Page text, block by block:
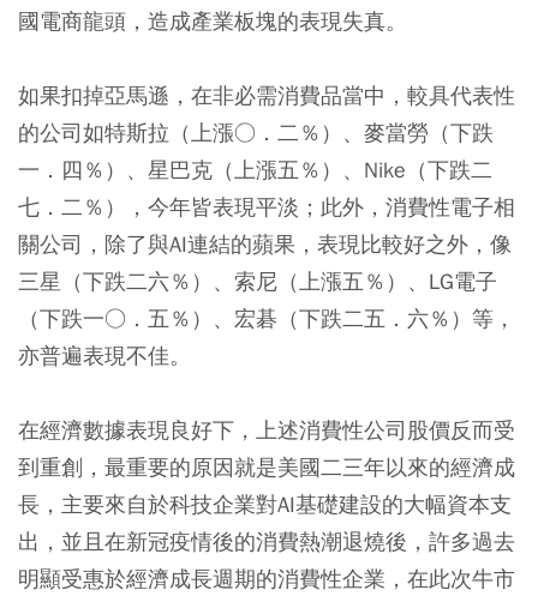
國電商龍頭，造成產業板塊的表現失真。
如果扣掉亞馬遜，在非必需消費品當中，較具代表性
的公司如特斯拉（上漲○．二％）、麥當勞（下跌
一．四％）、星巴克（上漲五％）、Nike（下跌二
七．二％），今年皆表現平淡；此外，消費性電子相
關公司，除了與AI連結的蘋果，表現比較好之外，像
三星（下跌二六％）、索尼（上漲五％）、LG電子
（下跌一○．五％）、宏碁（下跌二五．六％）等，
亦普遍表現不佳。
在經濟數據表現良好下，上述消費性公司股價反而受
到重創，最重要的原因就是美國二三年以來的經濟成
長，主要來自於科技企業對AI基礎建設的大幅資本支
出，並且在新冠疫情後的消費熱潮退燒後，許多過去
明顯受惠於經濟成長週期的消費性企業，在此次牛市